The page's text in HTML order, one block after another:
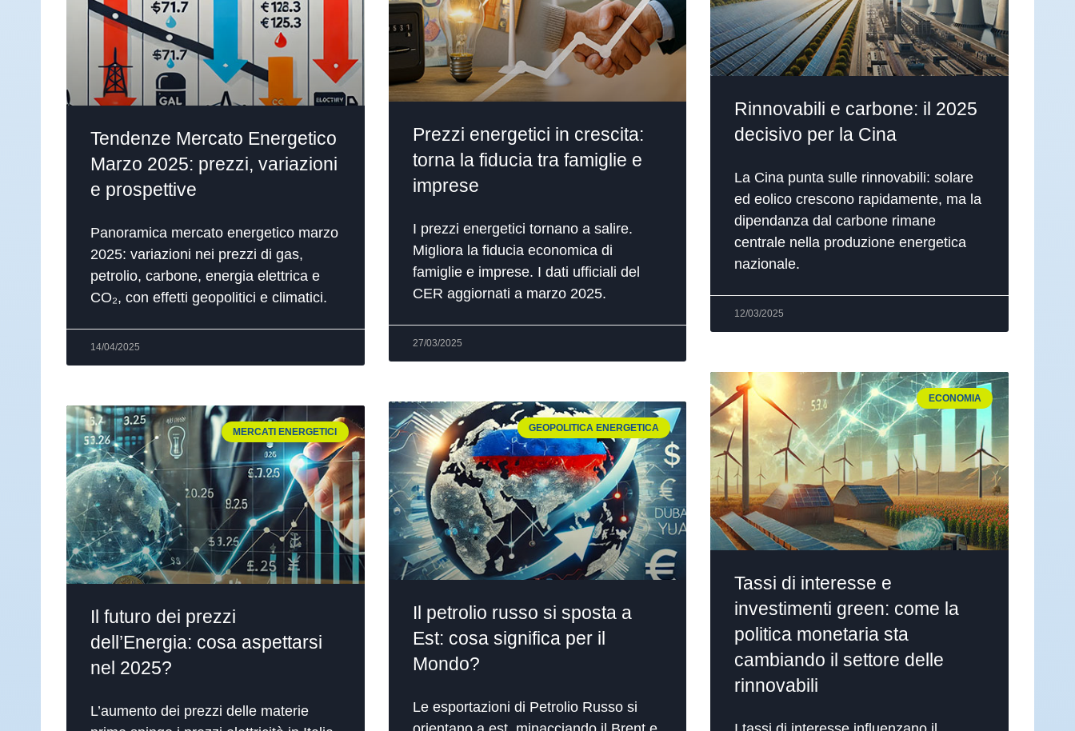
Tendenze Mercato Energetico
Marzo 2025: prezzi, variazioni
e prospettive
Panoramica mercato energetico marzo
2025: variazioni nei prezzi di gas,
petrolio, carbone, energia elettrica e
CO₂, con effetti geopolitici e climatici.
14/04/2025
Prezzi energetici in crescita:
torna la fiducia tra famiglie e
imprese
I prezzi energetici tornano a salire.
Migliora la fiducia economica di
famiglie e imprese. I dati ufficiali del
CER aggiornati a marzo 2025.
27/03/2025
Rinnovabili e carbone: il 2025
decisivo per la Cina
La Cina punta sulle rinnovabili: solare
ed eolico crescono rapidamente, ma la
dipendanza dal carbone rimane
centrale nella produzione energetica
nazionale.
12/03/2025
MERCATI ENERGETICI
Il futuro dei prezzi
dell’Energia: cosa aspettarsi
nel 2025?
L’aumento dei prezzi delle materie
GEOPOLITICA ENERGETICA
Il petrolio russo si sposta a
Est: cosa significa per il
Mondo?
Le esportazioni di Petrolio Russo si
ECONOMIA
Tassi di interesse e
investimenti green: come la
politica monetaria sta
cambiando il settore delle
rinnovabili